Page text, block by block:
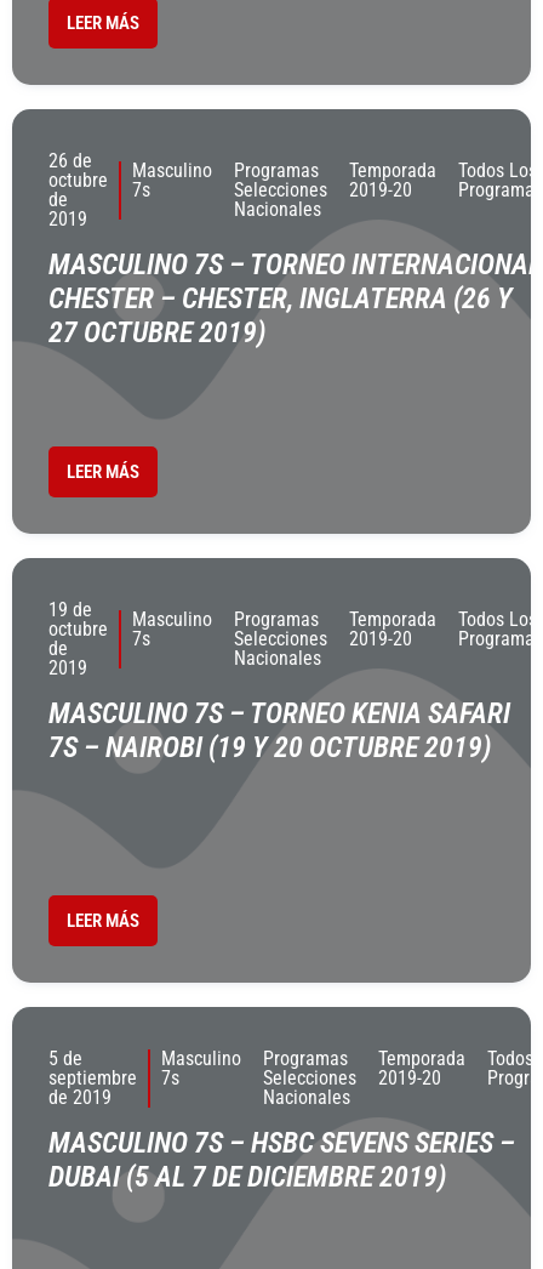
LEER MÁS
26 de
octubre
de
2019
Masculino
7s
Programas
Selecciones
Nacionales
Temporada
2019-20
Todos Los
Programas
MASCULINO 7S – TORNEO INTERNACIONAL
CHESTER – CHESTER, INGLATERRA (26 Y
27 OCTUBRE 2019)
LEER MÁS
19 de
octubre
de
2019
Masculino
7s
Programas
Selecciones
Nacionales
Temporada
2019-20
Todos Los
Programas
MASCULINO 7S – TORNEO KENIA SAFARI
7S – NAIROBI (19 Y 20 OCTUBRE 2019)
LEER MÁS
5 de
septiembre
de 2019
Masculino
7s
Programas
Selecciones
Nacionales
Temporada
2019-20
Todos
MASCULINO 7S – HSBC SEVENS SERIES –
DUBAI (5 AL 7 DE DICIEMBRE 2019)